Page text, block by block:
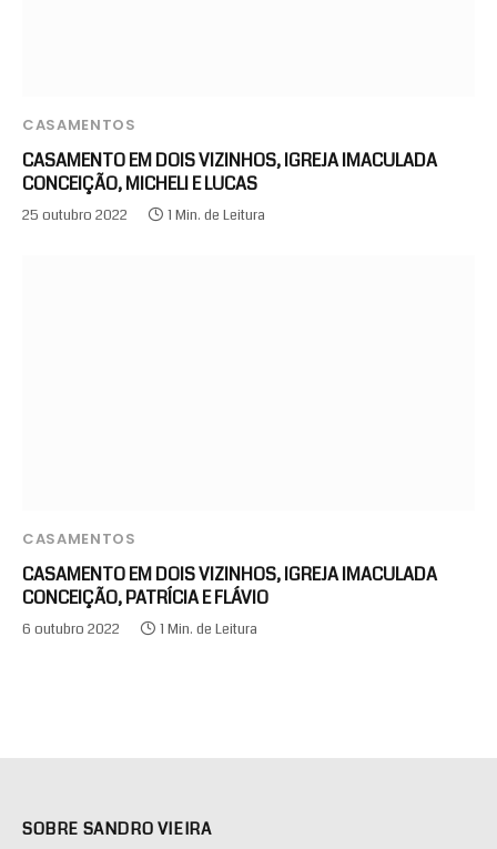
CASAMENTOS
CASAMENTO EM DOIS VIZINHOS, IGREJA IMACULADA
CONCEIÇÃO, MICHELI E LUCAS
25 outubro 2022 1 Min. de Leitura
CASAMENTOS
CASAMENTO EM DOIS VIZINHOS, IGREJA IMACULADA
CONCEIÇÃO, PATRÍCIA E FLÁVIO
6 outubro 2022 1 Min. de Leitura
SOBRE SANDRO VIEIRA